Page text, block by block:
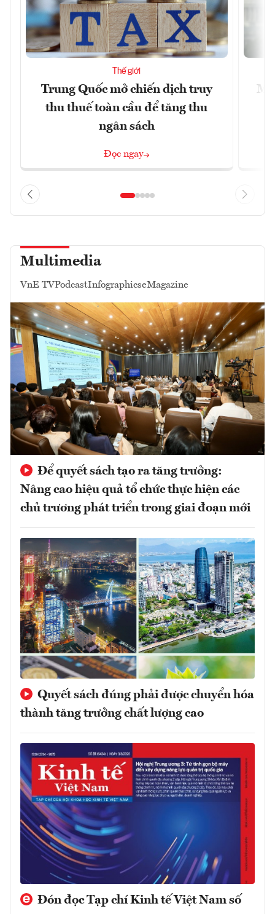
Thế giới
Trung Quốc mở chiến dịch truy
thu thuế toàn cầu để tăng thu
ngân sách
Đọc ngay
Multimedia
VnE TVPodcastInfographicseMagazine
Để quyết sách tạo ra tăng trưởng:
Nâng cao hiệu quả tổ chức thực hiện các
chủ trương phát triển trong giai đoạn mới
Quyết sách đúng phải được chuyển hóa
thành tăng trưởng chất lượng cao
Đón đọc Tạp chí Kinh tế Việt Nam số